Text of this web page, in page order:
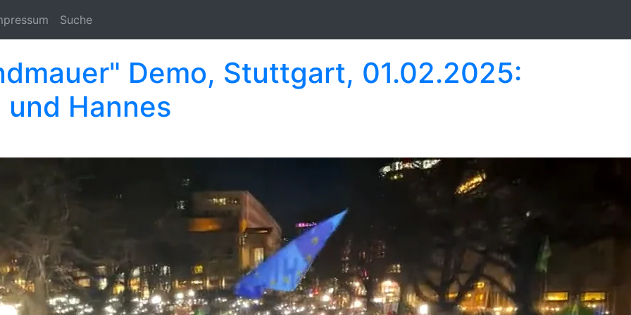
Suche
Demo, Stuttgart, 01.02.2025:
Hannes